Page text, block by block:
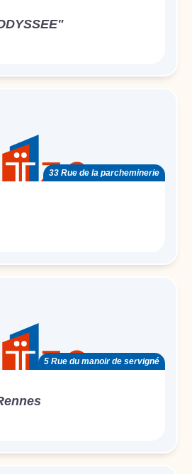
33 Rue de la parcheminerie
5 Rue du manoir de servigné